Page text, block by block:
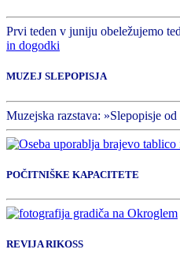
Prvi teden v juniju obeležujemo
in dogodki
MUZEJ SLEPOPISJA
Muzejska razstava: »Slepopisje
POČITNIŠKE KAPACITETE
REVIJA RIKOSS